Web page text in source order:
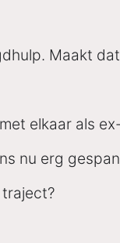
Maakt
elkaar als
nu erg
traject?